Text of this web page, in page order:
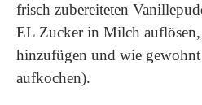
frisch zubereiteten
EL Zucker in Milch
hinzufügen und wie
aufkochen).